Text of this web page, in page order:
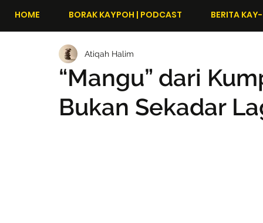
HOME BORAK KAYPOH | PODCAST BERITA
“Mangu” dari
Bukan Sekadar
Atiqah Halim